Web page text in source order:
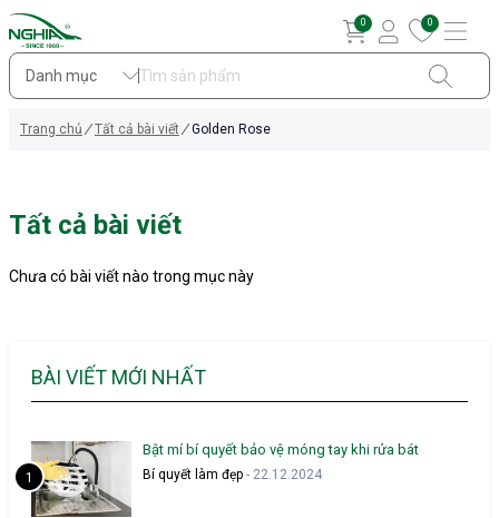
Danh mục
0 0
Trang chủ Tất cả bài viết Golden Rose
Tất cả bài viết
Chưa có bài viết nào trong mục này
BÀI VIẾT MỚI NHẤT
Bật mí bí quyết bảo vệ móng tay khi rửa bát
Bí quyết làm đẹp - 22.12.2024